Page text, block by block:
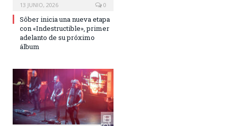
13 JUNIO, 2026 0
Sôber inicia una nueva etapa
con «Indestructible», primer
adelanto de su próximo
álbum